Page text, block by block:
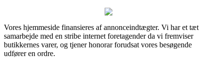
Vores hjemmeside finansieres af annonceindtægter. Vi har et tæt
samarbejde med en stribe internet foretagender da vi fremviser
butikkernes varer, og tjener honorar forudsat vores besøgende
udfører en ordre.